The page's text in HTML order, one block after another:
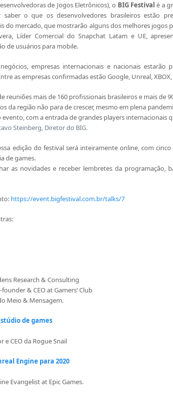
de Jogos Eletrônicos), o BIG Festival é a
o que os desenvolvedores brasileiros estão
do mercado, que mostrarão alguns dos melhores jogos
Líder Comercial do Snapchat Latam e UE,
de usuários para mobile.
empresas internacionais e nacionais estarão
as empresas confirmadas estão Google, Unreal,
reuniões mais de 160 profissionais brasileiros e mais de
da região não para de crescer, mesmo em plena
evento, com a entrada de grandes players internacionais
Steinberg, Diretor do BIG.
edição do festival será inteiramente online, com
de games.
as novidades e receber lembretes da programação,
https://event.bigfestival.com.br/talks/7
Research & Consulting
& CEO at Gamers’ Club
Meio & Mensagem.
de games
CEO da Rogue Snail
Engine para 2020
Evangelist at Epic Games.